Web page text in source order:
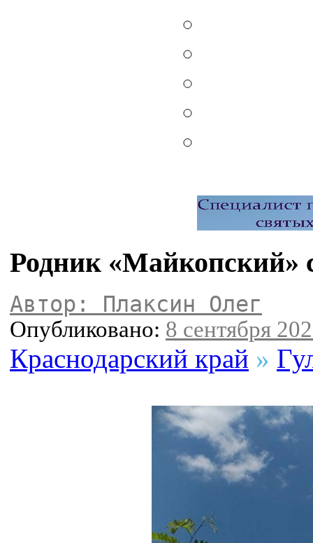
Родник «Майкопский»
Автор: Плаксин Олег
Опубликовано: 8 сентября
Краснодарский край »